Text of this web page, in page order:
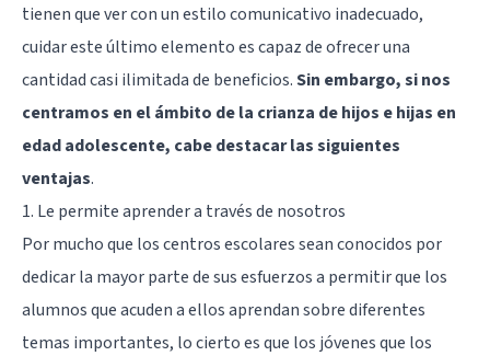
tienen que ver con un estilo comunicativo inadecuado,
cuidar este último elemento es capaz de ofrecer una
cantidad casi ilimitada de beneficios.Sin embargo, si nos
centramos en el ámbito de la crianza de hijos e hijas en
edad adolescente, cabe destacar las siguientes
ventajas.
1. Le permite aprender a través de nosotros
Por mucho que los centros escolares sean conocidos por
dedicar la mayor parte de sus esfuerzos a permitir que los
alumnos que acuden a ellos aprendan sobre diferentes
temas importantes, lo cierto es que los jóvenes que los